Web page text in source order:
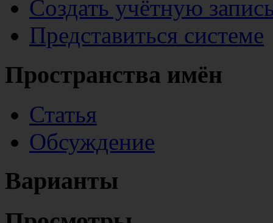
Создать учётную
Представиться системе
Пространства имён
Статья
Обсуждение
Варианты